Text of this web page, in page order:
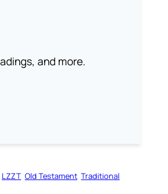
and more.
LZZT Old Testament Traditional